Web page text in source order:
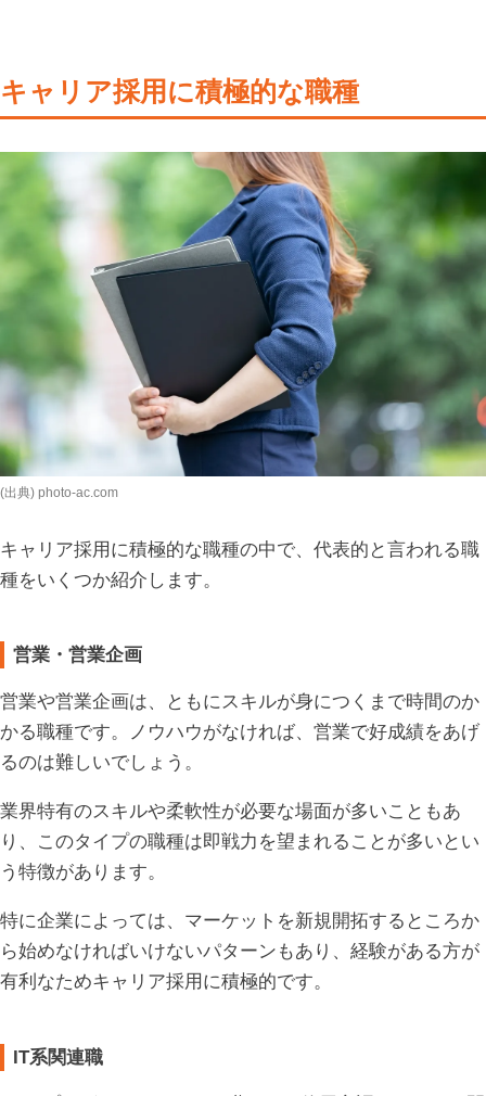
キャリア採用に積極的な職種
(出典) photo-ac.com
キャリア採用に積極的な職種の中で、代表的と言われる職
種をいくつか紹介します。
営業・営業企画
営業や営業企画は、ともにスキルが身につくまで時間のか
かる職種です。ノウハウがなければ、営業で好成績をあげ
るのは難しいでしょう。
業界特有のスキルや柔軟性が必要な場面が多いこともあ
り、このタイプの職種は即戦力を望まれることが多いとい
う特徴があります。
特に企業によっては、マーケットを新規開拓するところか
ら始めなければいけないパターンもあり、経験がある方が
有利なためキャリア採用に積極的です。
IT系関連職